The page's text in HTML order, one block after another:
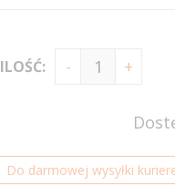
ILOŚĆ:
Do darmowej wysyłki